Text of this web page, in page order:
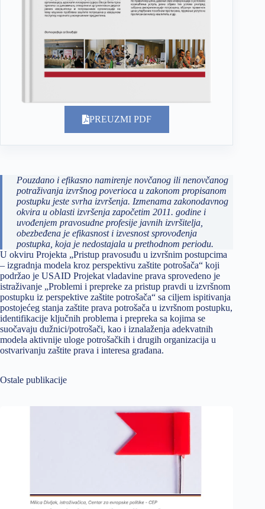
Pouzdano i efikasno namirenje novčanog ili nenovčanog
potraživanja izvršnog poverioca u zakonom propisanom
postupku jeste svrha izvršenja. Izmenama zakonodavnog
okvira u oblasti izvršenja započetim 2011. godine i
uvođenjem pravosudne profesije javnih izvršitelja,
obezbeđena je efikasnost i izvesnost sprovođenja
postupka, koja je nedostajala u prethodnom periodu.
U okviru Projekta „Pristup pravosuđu u izvršnim postupcima
– izgradnja modela kroz perspektivu zaštite potrošača“ koji
podržao je USAID Projekat vladavine prava sprovedeno je
istraživanje „Problemi i prepreke za pristup pravdi u izvršnom
postupku iz perspektive zaštite potrošača“ sa ciljem ispitivanja
postojećeg stanja zaštite prava potrošača u izvršnom postupku,
identifikacije ključnih problema i prepreka sa kojima se
suočavaju dužnici/potrošači, kao i iznalaženja adekvatnih
modela aktivnije uloge potrošačkih i drugih organizacija u
ostvarivanju zaštite prava i interesa građana.
Ostale publikacije
PREUZMI PDF